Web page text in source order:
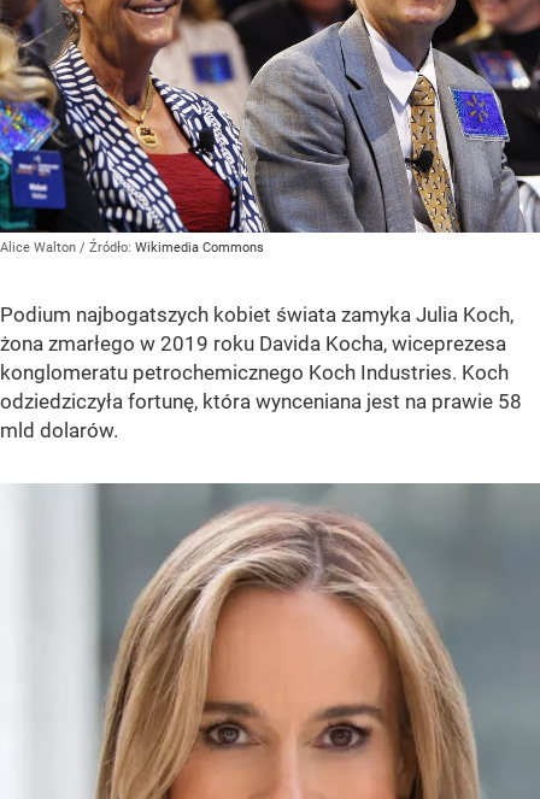
Alice Walton / Źródło: Wikimedia Commons
Podium najbogatszych kobiet świata zamyka Julia Koch,
żona zmarłego w 2019 roku Davida Kocha, wiceprezesa
konglomeratu petrochemicznego Koch Industries. Koch
odziedziczyła fortunę, która wynceniana jest na prawie 58
mld dolarów.